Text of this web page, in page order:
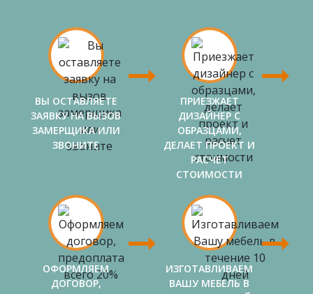
ВЫ ОСТАВЛЯЕТЕ
ЗАЯВКУ НА ВЫЗОВ
ЗАМЕРЩИКА ИЛИ
ЗВОНИТЕ
ПРИЕЗЖАЕТ
ДИЗАЙНЕР С
ОБРАЗЦАМИ,
ДЕЛАЕТ ПРОЕКТ И
РАСЧЕТ
СТОИМОСТИ
ОФОРМЛЯЕМ
ДОГОВОР,
ИЗГОТАВЛИВАЕМ
ВАШУ МЕБЕЛЬ В